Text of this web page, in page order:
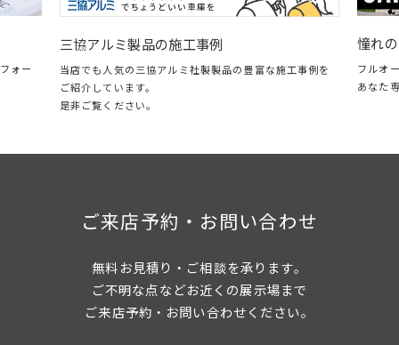
ォー
三協アルミ製品の施工事例
当店でも人気の三協アルミ社製製品の豊富な施工事例を
ご紹介しています。
是非ご覧ください。
憧れ
フルオ
あなた
ご来店予約・お問い合わせ
無料お見積り・ご相談を承ります。
ご不明な点などお近くの展示場まで
ご来店予約・お問い合わせください。